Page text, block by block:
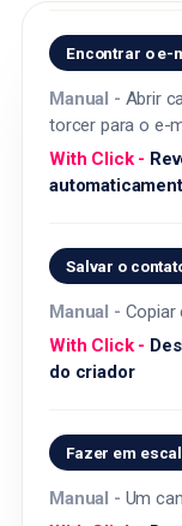
Encontrar o e-
Abrir
torcer para o e-
Salvar o
Copiar
do criador
Fazer em
Um